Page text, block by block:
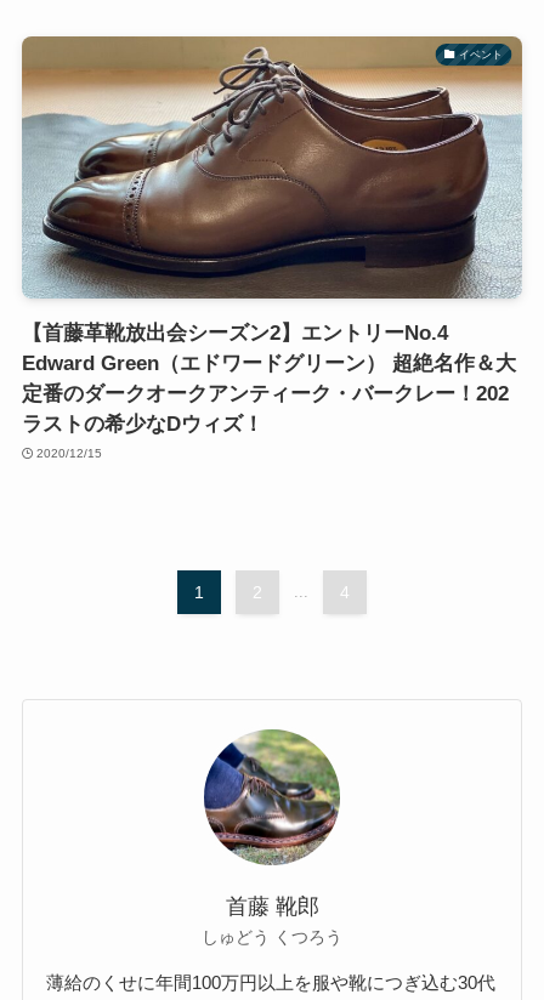
イベント
【首藤革靴放出会シーズン2】エントリーNo.4
Edward Green（エドワードグリーン） 超絶名作＆大
定番のダークオークアンティーク・バークレー！202
ラストの希少なDウィズ！
2020/12/15
1 2 4
首藤 靴郎
しゅどう くつろう
薄給のくせに年間100万円以上を服や靴につぎ込む30代